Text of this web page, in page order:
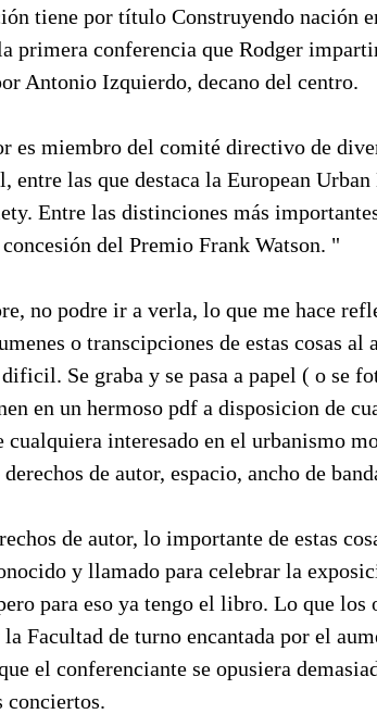
tiene por título Construyendo nación
primera conferencia que Rodger
Antonio Izquierdo, decano del centro.
es miembro del comité directivo de
entre las que destaca la European
Entre las distinciones más
del Premio Frank Watson. "
no podre ir a verla, lo que me hace
o transcipciones de estas cosas
Se graba y se pasa a papel ( o se
en un hermoso pdf a disposicion de
cualquiera interesado en el urbanismo
de autor, espacio, ancho de
de autor, lo importante de estas
y llamado para celebrar la
para eso ya tengo el libro. Lo que los
Facultad de turno encantada por el
el conferenciante se opusiera
conciertos.